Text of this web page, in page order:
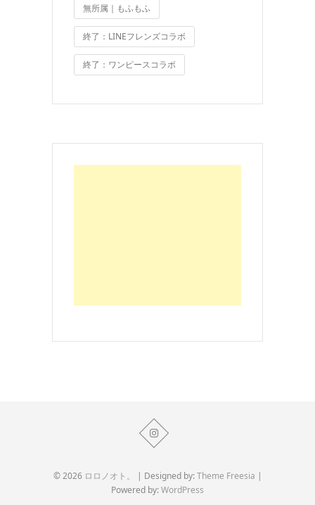
無所属｜もふもふ
終了：LINEフレンズコラボ
終了：ワンピースコラボ
© 2026 ロロノオト。 | Designed by:Theme Freesia |
Powered by:WordPress